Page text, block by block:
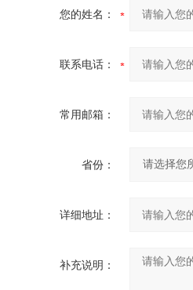
您的姓名：
联系电话：
常用邮箱：
省份：
详细地址：
补充说明：